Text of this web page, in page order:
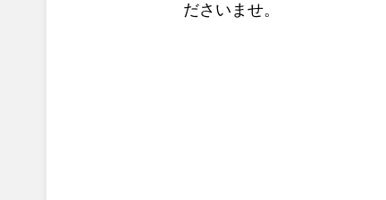
ださいませ。